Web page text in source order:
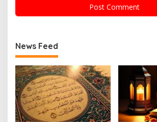
News Feed